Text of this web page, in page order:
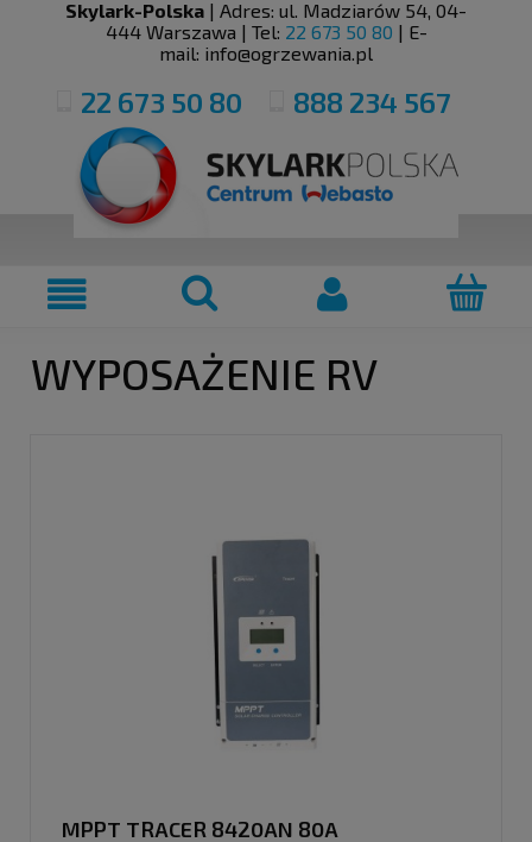
Skylark-Polska | Adres: ul. Madziarów 54, 04-
444 Warszawa | Tel: 22 673 50 80 | E-
mail: info@ogrzewania.pl
22 673 50 80 888 234 567
WYPOSAŻENIE RV
MPPT TRACER 8420AN 80A